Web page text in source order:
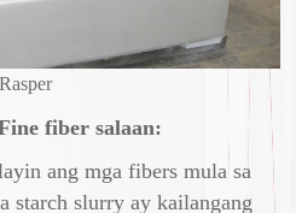
Rasper
fiber salaan:
ang mga fibers mula sa
starch slurry ay kailangang